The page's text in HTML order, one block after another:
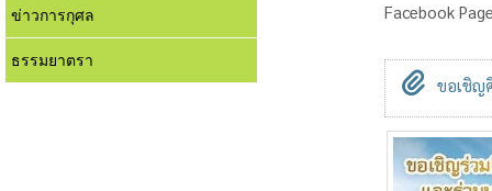
ข่าวการกุศล
ธรรมยาตรา
Facebook
ขอเชิญ